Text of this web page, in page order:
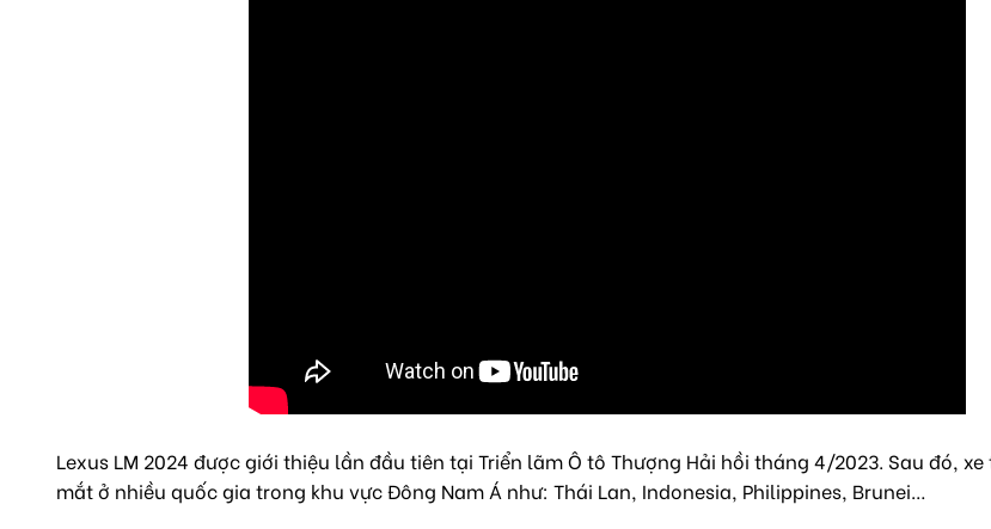
Lexus LM 2024 được giới thiệu lần đầu tiên tại Triển lãm Ô tô Thượng Hải hồi tháng 4/2023. Sau đó,
mắt ở nhiều quốc gia trong khu vực Đông Nam Á như: Thái Lan, Indonesia, Philippines, Brunei…